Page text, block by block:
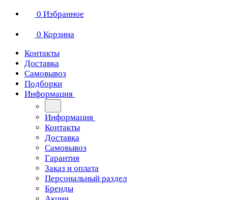
0 Избранное
0 Корзина
Контакты
Доставка
Самовывоз
Подборки
Информация
Информация
Контакты
Доставка
Самовывоз
Гарантия
Заказ и оплата
Персональный раздел
Бренды